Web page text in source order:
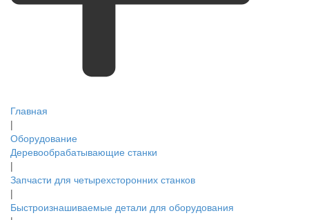
Главная
|
Оборудование
Деревообрабатывающие станки
|
Запчасти для четырехсторонних станков
|
Быстроизнашиваемые детали для оборудования